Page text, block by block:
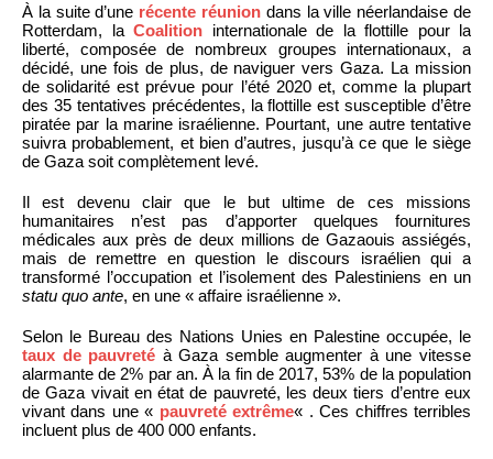
À la suite d’une récente réunion dans la ville néerlandaise de
Rotterdam, la Coalition internationale de la flottille pour la
liberté, composée de nombreux groupes internationaux, a
décidé, une fois de plus, de naviguer vers Gaza. La mission
de solidarité est prévue pour l’été 2020 et, comme la plupart
des 35 tentatives précédentes, la flottille est susceptible d’être
piratée par la marine israélienne. Pourtant, une autre tentative
suivra probablement, et bien d’autres, jusqu’à ce que le siège
de Gaza soit complètement levé.
Il est devenu clair que le but ultime de ces missions
humanitaires n’est pas d’apporter quelques fournitures
médicales aux près de deux millions de Gazaouis assiégés,
mais de remettre en question le discours israélien qui a
transformé l’occupation et l’isolement des Palestiniens en un
statu quo ante, en une « affaire israélienne ».
Selon le Bureau des Nations Unies en Palestine occupée, le
taux de pauvreté à Gaza semble augmenter à une vitesse
alarmante de 2% par an. À la fin de 2017, 53% de la population
de Gaza vivait en état de pauvreté, les deux tiers d’entre eux
vivant dans une « pauvreté extrême« . Ces chiffres terribles
incluent plus de 400 000 enfants.